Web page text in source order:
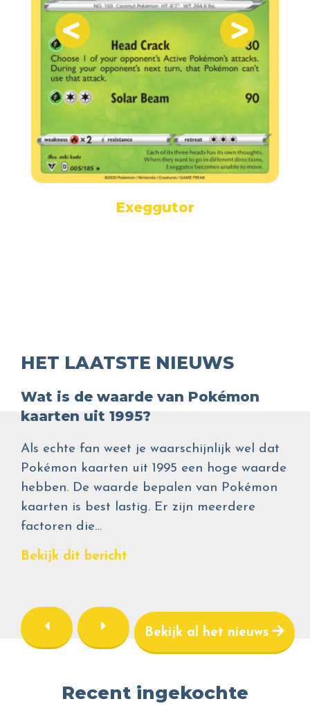
Exeggutor
HET LAATSTE NIEUWS
Wat is de waarde van Pokémon
kaarten uit 1995?
Als echte fan weet je waarschijnlijk wel dat
Pokémon kaarten uit 1995 een hoge waarde
hebben. De waarde bepalen van Pokémon
kaarten is best lastig. Er zijn meerdere
factoren die…
Bekijk dit bericht
Bekijk al het nieuws
Recent ingekochte